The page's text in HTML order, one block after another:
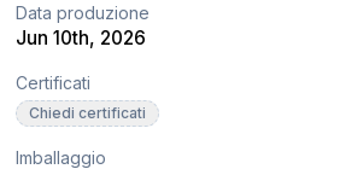
Data produzione
Jun 10th, 2026
Certificati
Chiedi certificati
Imballaggio